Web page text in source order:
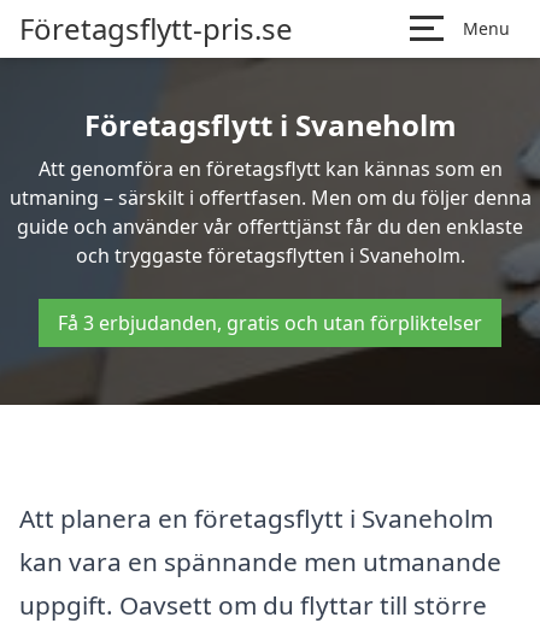
Företagsflytt-pris.se Menu
Företagsflytt i Svaneholm
Att genomföra en företagsflytt kan kännas som en
utmaning – särskilt i offertfasen. Men om du följer denna
guide och använder vår offerttjänst får du den enklaste
och tryggaste företagsflytten i Svaneholm.
Få 3 erbjudanden, gratis och utan förpliktelser
Att planera en företagsflytt i Svaneholm
kan vara en spännande men utmanande
uppgift. Oavsett om du flyttar till större